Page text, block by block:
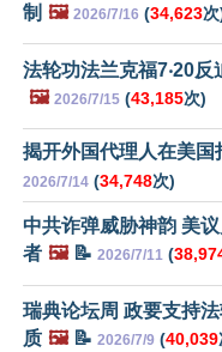
制 🖼️ 2026/7/16 (34,623次
法轮功法兰克福7‧20
🖼️ 2026/7/15 (43,185次)
揭开外国代理人在美国
2026/7/14 (34,748次)
中共诈弹威胁神韵 美
者 🖼️📝 2026/7/11 (
瑞典论坛周 政要支持
质 🖼️📝 2026/7/9 (40,039